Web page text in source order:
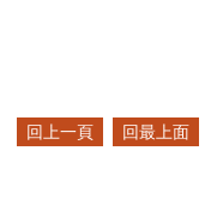
回上一頁 回最上面